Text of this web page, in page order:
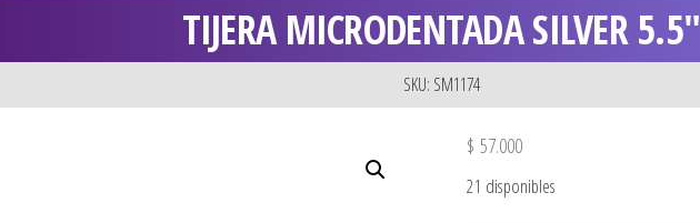
TIJERA MICRODENTADA SILVER 5.5″
SKU: SM1174
$ 57.000
21 disponibles